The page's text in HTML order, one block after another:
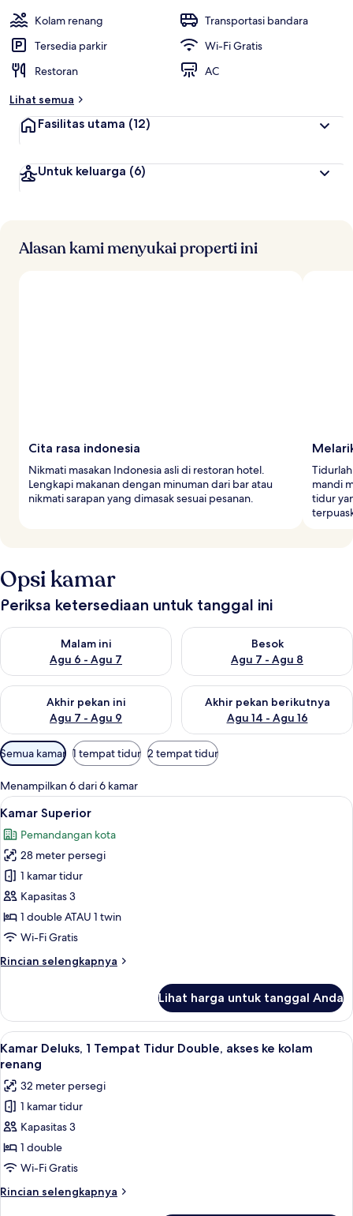
Kolam renang
Transportasi bandara
Tersedia parkir
Wi-Fi Gratis
Restoran
AC
Lihat semua
Fasilitas utama (12)
Untuk keluarga (6)
Alasan kami menyukai properti ini
Cita rasa indonesia
Nikmati masakan Indonesia asli di restoran hotel.
Lengkapi makanan dengan minuman dari bar atau
nikmati sarapan yang dimasak sesuai pesanan.
mandi
tidur
Opsi kamar
Periksa ketersediaan untuk tanggal ini
Malam ini
Agu 6 - Agu 7
Periksa ketersediaan untuk malam ini Agu 6 - Agu 7
Besok
Agu 7 - Agu 8
Periksa ketersediaan untuk
Akhir pekan ini
Agu 7 - Agu 9
Periksa ketersediaan untuk akhir pekan ini Agu 7 - Agu 9
Akhir pekan berikutnya
Agu 14 - Agu 16
Periksa ketersediaan untuk
Filter
tersedia
untuk
kamar
Semua kamar 1 tempat tidur 2 tempat tidur
Menampilkan 6 dari 6 kamar
Lihat
semua
foto
untuk
Kamar
Superior
5
Kamar Superior
Pemandangan kota
28 meter persegi
1 kamar tidur
Kapasitas 3
1 double ATAU 1 twin
Wi-Fi Gratis
Rincian selengkapnya
Rincian
Kamar
Superior
Lihat harga untuk tanggal Anda
Lihat
semua
foto
untuk
Kamar
Deluks,
1
Tempat
Tidur
Double,
Kamar Deluks, 1 Tempat Tidur
6
Kamar Deluks, 1 Tempat Tidur Double, akses ke kolam
renang
32 meter persegi
1 kamar tidur
Kapasitas 3
1 double
Wi-Fi Gratis
Rincian selengkapnya
Rincian